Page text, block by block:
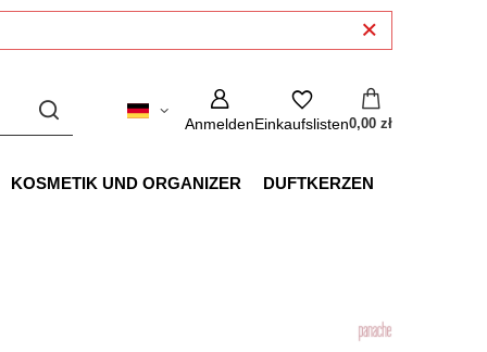
AnmeldenEinkaufslisten0,00 zł
KOSMETIK UND ORGANIZER DUFTKERZEN